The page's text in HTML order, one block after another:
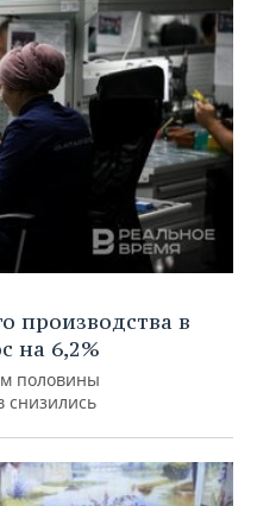
производства в
на 6,2%
половины
снизились